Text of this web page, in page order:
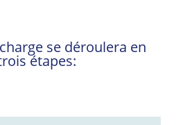
se déroulera en
étapes: